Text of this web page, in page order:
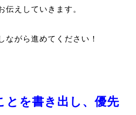
伝えしていきます。
ながら進めてください！
を書き出し、優先